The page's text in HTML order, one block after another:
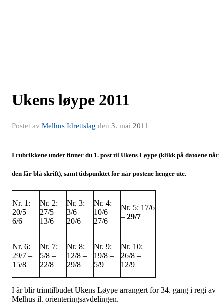
Ukens løype 2011
Postet av Melhus Idrettslag den 3. mai 2011
I rubrikkene under finner du 1. post til Ukens Løype (klikk på datoene når
den får blå skrift), samt tidspunktet for når postene henger ute.
Nr. 1:
20/5 –
6/6
Nr. 2:
27/5 –
13/6
Nr. 3:
3/6 –
20/6
Nr. 4:
10/6 –
27/6
Nr. 5: 17/6
– 29/7
Nr. 6:
29/7 –
15/8
Nr. 7:
5/8 –
22/8
Nr. 8:
12/8 –
29/8
Nr. 9:
19/8 –
5/9
Nr. 10:
26/8 –
12/9
I år blir trimtilbudet Ukens Løype arrangert for 34. gang i regi av
Melhus il. orienteringsavdelingen.